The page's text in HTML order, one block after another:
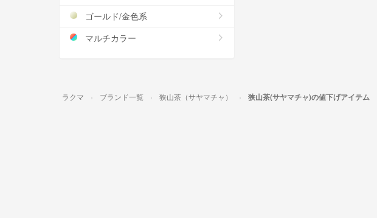
ゴールド/金色系
マルチカラー
ラクマ ブランド一覧 狭山茶（サヤマチャ） 狭山茶(サヤマチャ)の値下げアイテム